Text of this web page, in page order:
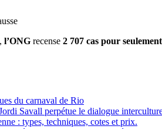
l’ONG recense 2 707 cas pour
du carnaval de Rio
Savall perpétue le dialogue
: types, techniques, cotes et prix.